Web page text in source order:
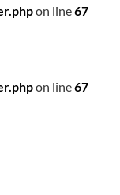
on line67
on line67